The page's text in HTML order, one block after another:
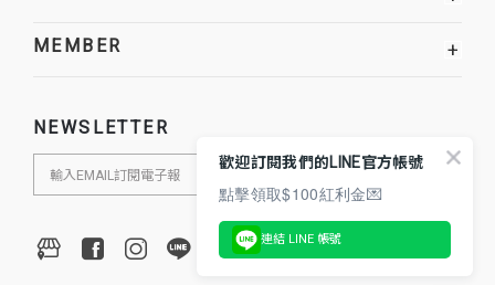
MEMBER +
NEWSLETTER
歡迎訂閱我們的LINE官方帳號
點擊領取$100紅利金💌
連結 LINE 帳號